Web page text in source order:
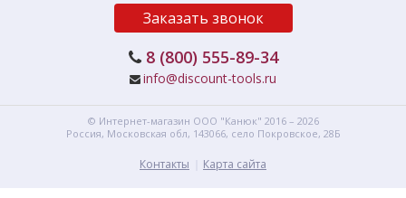
Заказать звонок
8 (800) 555-89-34
info@discount-tools.ru
© Интернет-магазин ООО "Канюк" 2016 – 2026
Россия, Московская обл, 143066, село Покровское, 28Б
Контакты Карта сайта